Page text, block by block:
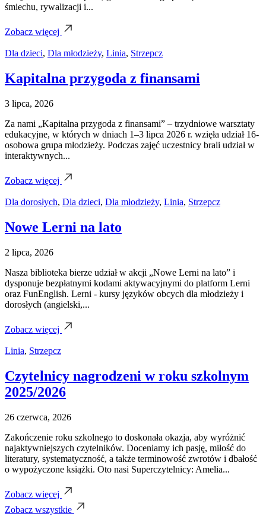
śmiechu, rywalizacji i...
Zobacz więcej
Dla dzieci, Dla młodzieży, Linia, Strzepcz
Kapitalna przygoda z finansami
3 lipca, 2026
Za nami „Kapitalna przygoda z finansami” – trzydniowe warsztaty
edukacyjne, w których w dniach 1–3 lipca 2026 r. wzięła udział 16-
osobowa grupa młodzieży. Podczas zajęć uczestnicy brali udział w
interaktywnych...
Zobacz więcej
Dla dorosłych, Dla dzieci, Dla młodzieży, Linia, Strzepcz
Nowe Lerni na lato
2 lipca, 2026
Nasza biblioteka bierze udział w akcji „Nowe Lerni na lato” i
dysponuje bezpłatnymi kodami aktywacyjnymi do platform Lerni
oraz FunEnglish. Lerni - kursy języków obcych dla młodzieży i
dorosłych (angielski,...
Zobacz więcej
Linia, Strzepcz
Czytelnicy nagrodzeni w roku szkolnym
2025/2026
26 czerwca, 2026
Zakończenie roku szkolnego to doskonała okazja, aby wyróżnić
najaktywniejszych czytelników. Doceniamy ich pasję, miłość do
literatury, systematyczność, a także terminowość zwrotów i dbałość
o wypożyczone książki. Oto nasi Superczytelnicy: Amelia...
Zobacz więcej
Zobacz wszystkie